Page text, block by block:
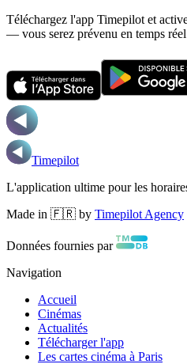
Téléchargez l'app Timepilot et
— vous serez prévenu en temps
Timepilot
L'application ultime pour les
Made in 🇫🇷 by Timepilot Agency
Données fournies par
Navigation
Accueil
Cinémas
Actualités
Télécharger l'app
Les cartes cinéma à Paris